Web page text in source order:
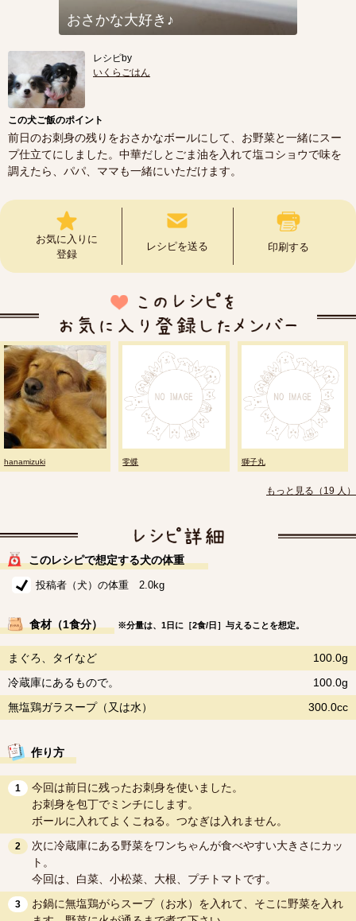
おさかな大好き♪
レシピby
いくらごはん
この犬ご飯のポイント
前日のお刺身の残りをおさかなボールにして、お野菜と一緒にスー
プ仕立てにしました。中華だしとごま油を入れて塩コショウで味を
調えたら、パパ、ママも一緒にいただけます。
お気に入りに
登録
レシピを送る 印刷する
hanamizuki 零蝶 獅子丸
もっと見る（19 人）
このレシピで想定する犬の体重
投稿者（犬）の体重 2.0kg
食材（1食分） ※分量は、1日に［2食/日］与えることを想定。
まぐろ、タイなど
100.0g
冷蔵庫にあるもので。
100.0g
無塩鶏ガラスープ（又は水）
300.0cc
作り方
1
今回は前日に残ったお刺身を使いました。
お刺身を包丁でミンチにします。
ボールに入れてよくこねる。つなぎは入れません。
2
次に冷蔵庫にある野菜をワンちゃんが食べやすい大きさにカッ
ト。
今回は、白菜、小松菜、大根、プチトマトです。
3
お鍋に無塩鶏がらスープ（お水）を入れて、そこに野菜を入れ